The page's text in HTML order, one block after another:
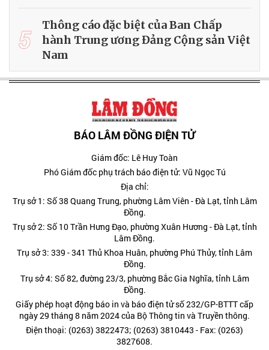
5
Thông cáo đặc biệt của Ban Chấp
hành Trung ương Đảng Cộng sản Việt
Nam
BÁO LÂM ĐỒNG ĐIỆN TỬ
Giám đốc: Lê Huy Toàn
Phó Giám đốc phụ trách báo điện tử: Vũ Ngọc Tú
Địa chỉ:
Trụ sở 1: Số 38 Quang Trung, phường Lâm Viên - Đà Lạt, tỉnh Lâm
Đồng.
Trụ sở 2: Số 10 Trần Hưng Đạo, phường Xuân Hương - Đà Lạt, tỉnh
Lâm Đồng.
Trụ sở 3: 339 - 341 Thủ Khoa Huân, phường Phú Thủy, tỉnh Lâm
Đồng.
Trụ sở 4: Số 82, đường 23/3, phường Bắc Gia Nghĩa, tỉnh Lâm
Đồng.
Giấy phép hoạt động báo in và báo điện tử số 232/GP-BTTT cấp
ngày 29 tháng 8 năm 2024 của Bộ Thông tin và Truyền thông.
Điện thoại: (0263) 3822473; (0263) 3810443 - Fax: (0263)
3827608.